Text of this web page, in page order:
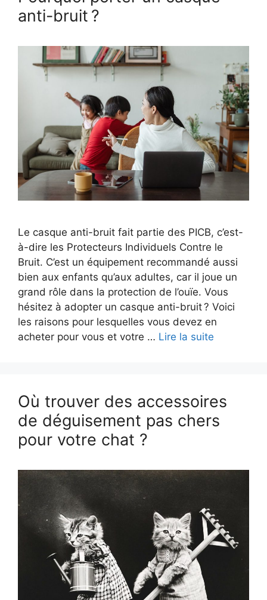
anti-bruit ?
Le casque anti-bruit fait partie des PICB, c’est-
à-dire les Protecteurs Individuels Contre le
Bruit. C’est un équipement recommandé aussi
bien aux enfants qu’aux adultes, car il joue un
grand rôle dans la protection de l’ouïe. Vous
hésitez à adopter un casque anti-bruit ? Voici
les raisons pour lesquelles vous devez en
acheter pour vous et votre … Lire la suite
Où trouver des accessoires
de déguisement pas chers
pour votre chat ?